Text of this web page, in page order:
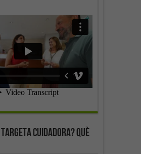
cuidadora? Què